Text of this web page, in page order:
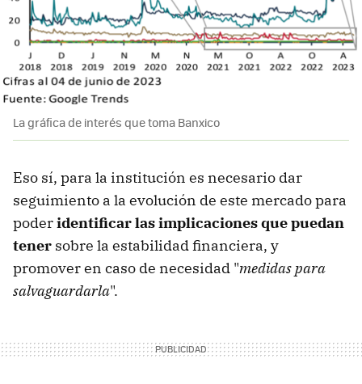
La gráfica de interés que toma Banxico
Eso sí, para la institución es necesario dar
seguimiento a la evolución de este mercado para
poderidentificar las implicaciones que puedan
tener sobre la estabilidad financiera, y
promover en caso de necesidad "medidas para
salvaguardarla".